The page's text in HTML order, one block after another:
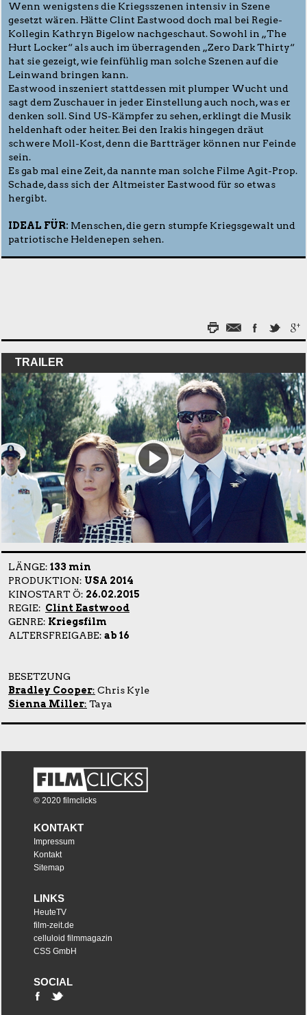
Wenn wenigstens die Kriegsszenen intensiv in Szene
gesetzt wären. Hätte Clint Eastwood doch mal bei Regie-
Kollegin Kathryn Bigelow nachgeschaut. Sowohl in „The
Hurt Locker“ als auch im überragenden „Zero Dark Thirty“
hat sie gezeigt, wie feinfühlig man solche Szenen auf die
Leinwand bringen kann.
Eastwood inszeniert stattdessen mit plumper Wucht und
sagt dem Zuschauer in jeder Einstellung auch noch, was er
denken soll. Sind US-Kämpfer zu sehen, erklingt die Musik
heldenhaft oder heiter. Bei den Irakis hingegen dräut
schwere Moll-Kost, denn die Bartträger können nur Feinde
sein.
Es gab mal eine Zeit, da nannte man solche Filme Agit-Prop.
Schade, dass sich der Altmeister Eastwood für so etwas
hergibt.
IDEAL FÜR: Menschen, die gern stumpfe Kriegsgewalt und
patriotische Heldenepen sehen.
TRAILER
LÄNGE: 133 min
PRODUKTION: USA 2014
KINOSTART Ö: 26.02.2015
REGIE: Clint Eastwood
GENRE: Kriegsfilm
ALTERSFREIGABE: ab 16
BESETZUNG
Bradley Cooper: Chris Kyle
Sienna Miller: Taya
© 2020 filmclicks
KONTAKT
Impressum
Kontakt
Sitemap
LINKS
HeuteTV
film-zeit.de
celluloid filmmagazin
CSS GmbH
SOCIAL